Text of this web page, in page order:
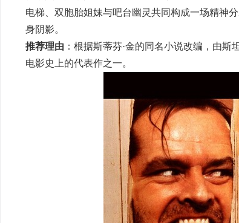
电梯、双胞胎姐妹与吧台幽灵共同构成一场精神
身阴影。
推荐理由 ：根据斯蒂芬·金的同名小说改编，由
电影史上的代表作之一。